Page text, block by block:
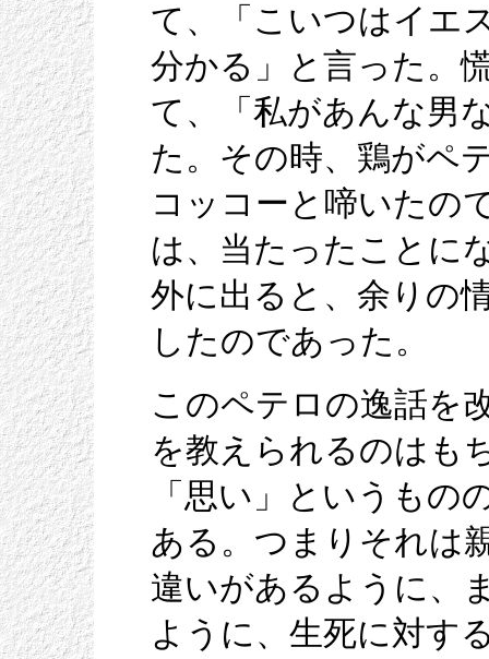
て、「こいつはイエ
分かる」と言った。
て、「私があんな男
た。その時、鶏がペ
コッコーと啼いたの
は、当たったことに
外に出ると、余りの
したのであった。
このペテロの逸話を
を教えられるのはも
「思い」というもの
ある。つまりそれは
違いがあるように、
ように、生死に対す